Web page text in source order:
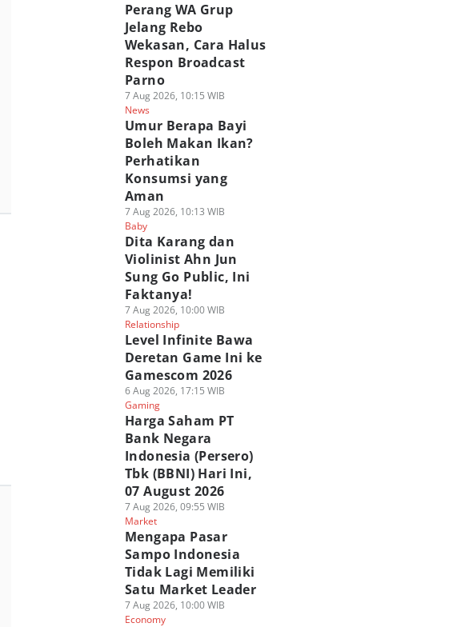
Perang WA Grup
Jelang Rebo
Wekasan, Cara Halus
Respon Broadcast
Parno
7 Aug 2026, 10:15 WIB
News
Umur Berapa Bayi
Boleh Makan Ikan?
Perhatikan
Konsumsi yang
Aman
7 Aug 2026, 10:13 WIB
Baby
Dita Karang dan
Violinist Ahn Jun
Sung Go Public, Ini
Faktanya!
7 Aug 2026, 10:00 WIB
Relationship
Level Infinite Bawa
Deretan Game Ini ke
Gamescom 2026
6 Aug 2026, 17:15 WIB
Gaming
Harga Saham PT
Bank Negara
Indonesia (Persero)
Tbk (BBNI) Hari Ini,
07 August 2026
7 Aug 2026, 09:55 WIB
Market
Mengapa Pasar
Sampo Indonesia
Tidak Lagi Memiliki
Satu Market Leader
7 Aug 2026, 10:00 WIB
Economy